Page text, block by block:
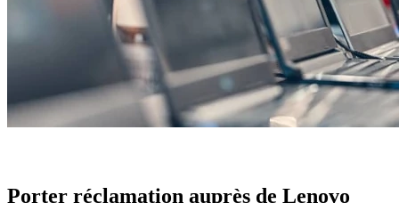
Porter réclamation auprès de Lenovo